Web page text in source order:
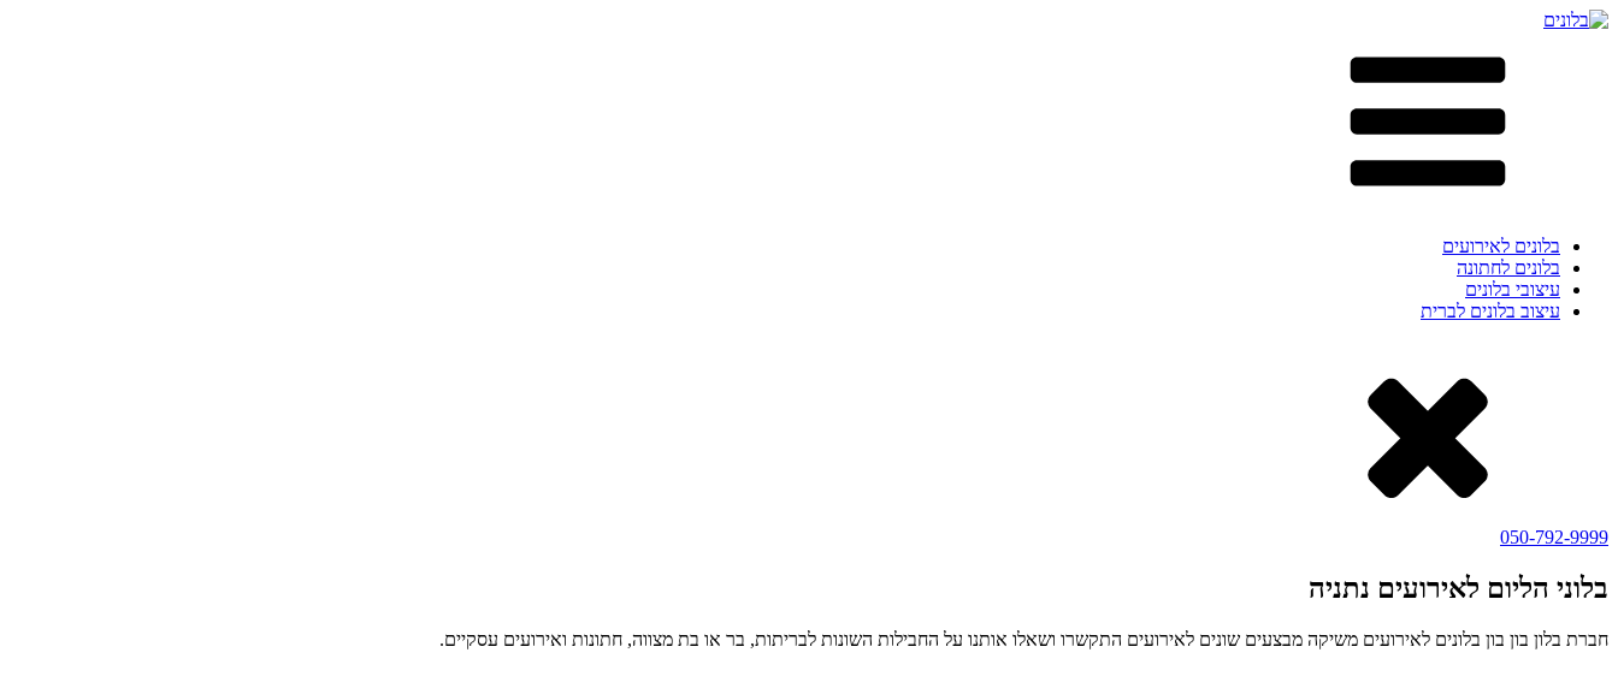
בלונים לאירועים
בלונים לחתונה
עיצובי בלונים
עיצוב בלונים לברית
050-792-9999
בלוני הליום לאירועים נתניה
חברת בלון בון בון בלונים לאירועים משיקה מבצעים שונים לאירועים התקשרו ושאלו אותנו על החבילות השונות לבריתות, בר או בת מצווה, חתונות ואירועים עסקיים.